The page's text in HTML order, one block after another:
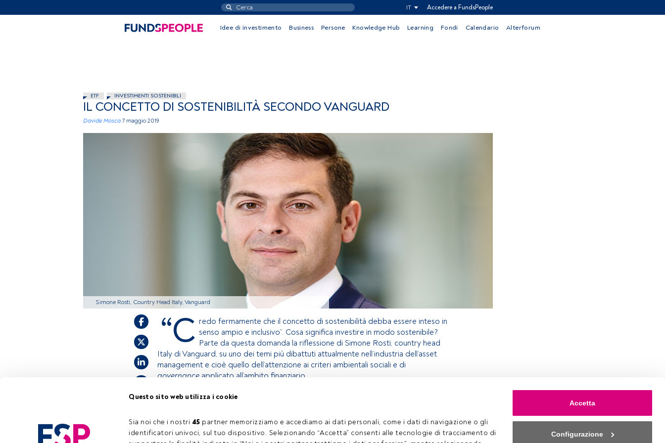
Questo sito web utilizza i cookie
Sia noi che i nostri 45 partner memorizziamo e accediamo ai dati personali, come i dati di navigazione o gli
identificatori univoci, sul tuo dispositivo. Selezionando “Accetta” consenti alle tecnologie di tracciamento di
Accetta
Configurazione
IT Accedere a FundsPeople
Idee di investimento Business Persone Knowledge Hub Learning Fondi Calendario Alterforum
ETF INVESTIMENTI SOSTENIBILI
IL CONCETTO DI SOSTENIBILITÀ SECONDO VANGUARD
Davide Mosca 7 maggio 2019
Simone Rosti, Country Head Italy, Vanguard
Tempo di lettura:
“C redo fermamente che il concetto di sostenibilità debba essere inteso in
senso ampio e inclusivo”. Cosa significa investire in modo sostenibile?
Parte da questa domanda la riflessione di Simone Rosti, country head
Italy di Vanguard, su uno dei temi più dibattuti attualmente nell’industria dell’asset
management e cioè quello dell’attenzione ai criteri ambientali sociali e di
governance applicato all’ambito finanziario.
accedi tramite il pulsante Login. Se non hai ancora un account, ti invitiamo a
registrarti per scoprire tutti i contenuti che FundsPeople ha da offrire.